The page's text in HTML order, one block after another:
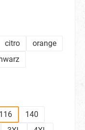
citro
orange
116
140